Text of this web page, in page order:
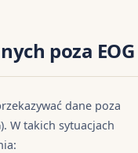
poza EOG
dane poza
W takich sytuacjach